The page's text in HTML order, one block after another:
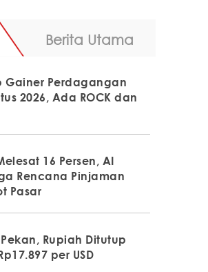
Berita Utama
Gainer Perdagangan
2026, Ada ROCK dan
16 Persen, AI
Rencana Pinjaman
Pasar
Rupiah Ditutup
per USD